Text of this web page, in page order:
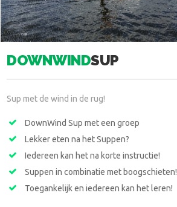
DOWNWINDSUP
Sup met de wind in de rug!
DownWind Sup met een groep
Lekker eten na het Suppen?
Iedereen kan het na korte instructie!
Suppen in combinatie met boogschieten!
Toegankelijk en iedereen kan het leren!